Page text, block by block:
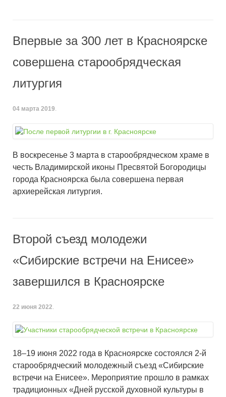
Впервые за 300 лет в Красноярске
совершена старообрядческая
литургия
04 марта 2019.
В воскресенье 3 марта в старообрядческом храме в
честь Владимирской иконы Пресвятой Богородицы
города Красноярска была совершена первая
архиерейская литургия.
Второй съезд молодежи
«Сибирские встречи на Енисее»
завершился в Красноярске
22 июня 2022.
18–19 июня 2022 года в Красноярске состоялся 2-й
старообрядческий молодежный съезд «Сибирские
встречи на Енисее». Мероприятие прошло в рамках
традиционных «Дней русской духовной культуры в